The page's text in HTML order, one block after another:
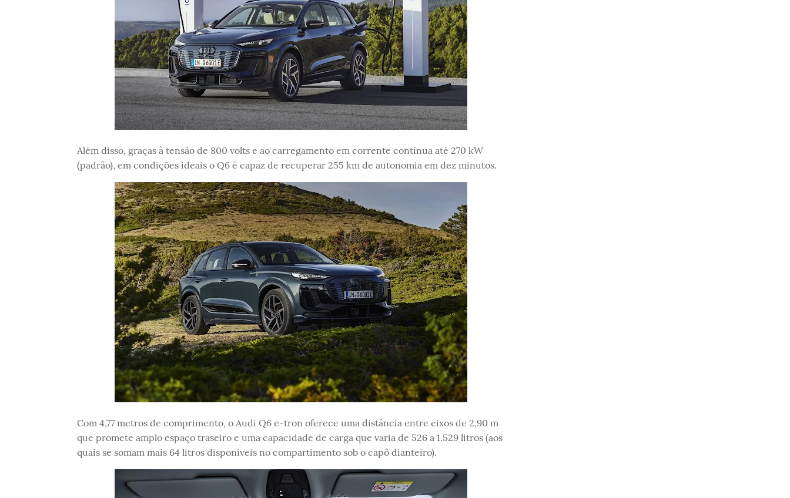
Além disso, graças à tensão de 800 volts e ao carregamento em corrente contínua até 270 kW
(padrão), em condições ideais o Q6 é capaz de recuperar 255 km de autonomia em dez minutos.
Com 4,77 metros de comprimento, o Audi Q6 e-tron oferece uma distância entre eixos de 2,90 m
que promete amplo espaço traseiro e uma capacidade de carga que varia de 526 a 1.529 litros (aos
quais se somam mais 64 litros disponíveis no compartimento sob o capô dianteiro).